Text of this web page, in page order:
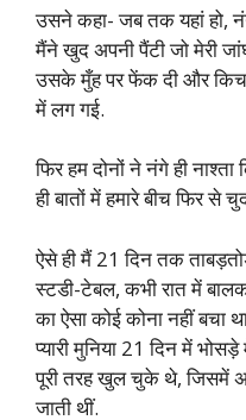
उसने कहा- जब तक यहां हो,
मैंने खुद अपनी पैंटी जो मेरी
उसके मुँह पर फेंक दी और
में लग गई.
फिर हम दोनों ने नंगे ही
ही बातों में हमारे बीच फिर से
ऐसे ही मैं 21 दिन तक
स्टडी-टेबल, कभी रात में
का ऐसा कोई कोना नहीं बचा
प्यारी मुनिया 21 दिन में
पूरी तरह खुल चुके थे, जिसमें
जाती थीं.